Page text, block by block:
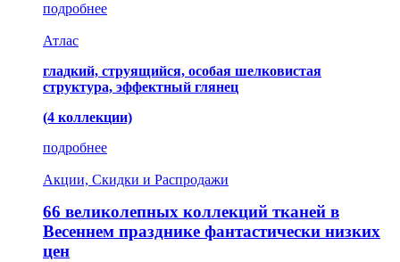
подробнее
Атлас
гладкий, струящийся, особая шелковистая
структура, эффектный глянец
(4 коллекции)
подробнее
Акции, Скидки и Распродажи
66 великолепных коллекций тканей в
Весеннем празднике фантастически низких
цен